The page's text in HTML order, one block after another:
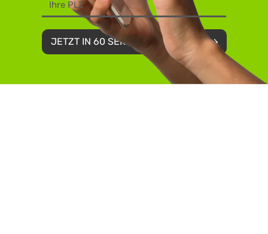
JETZT IN 60 SEKUNDEN BUCHEN